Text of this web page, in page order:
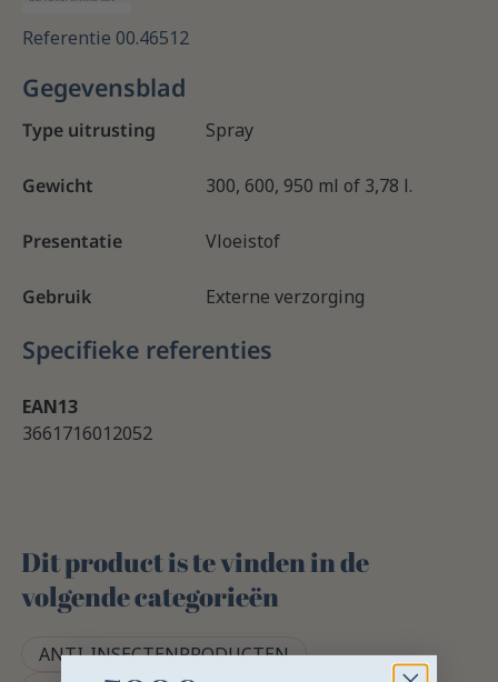
Referentie 00.46512
Gegevensblad
Type uitrusting Spray
Gewicht 300, 600, 950 ml of 3,78 l.
Presentatie Vloeistof
Gebruik Externe verzorging
Specifieke referenties
EAN13
3661716012052
Dit product is te vinden in de
volgende categorieën
ANTI-INSECTENPRODUCTEN